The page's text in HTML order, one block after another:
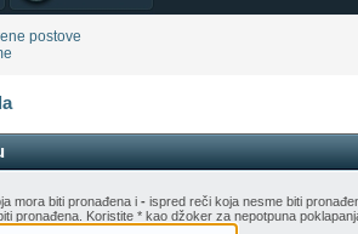
postove
mora biti pronađena i - ispred reči koja nesme biti
pronađena. Koristite * kao džoker za nepotpuna